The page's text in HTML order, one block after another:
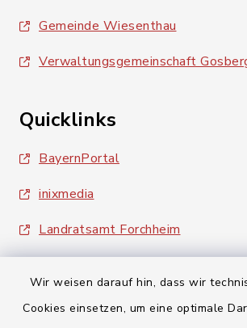
Wir weisen darauf hin, dass wir
Cookies einsetzen, um eine optimale
Gemeinde Wiesenthau
Verwaltungsgemeinschaft
Quicklinks
BayernPortal
inixmedia
Landratsamt Forchheim